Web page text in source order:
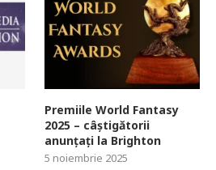
Premiile World Fantasy
2025 – câștigătorii
anunțați la Brighton
5 noiembrie 2025